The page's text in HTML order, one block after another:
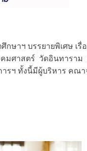
ษาฯ บรรยายพิเศษ เรื่
มศาสตร์ วัดอินทาราม
รฯ ทั้งนี้มีผู้บริหาร คณา